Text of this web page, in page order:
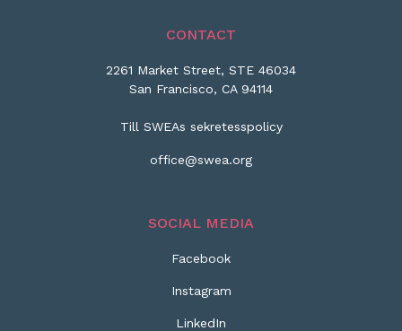
CONTACT
2261 Market Street, STE 46034
San Francisco, CA 94114
Till SWEAs sekretesspolicy
office@swea.org
SOCIAL MEDIA
Facebook
Instagram
LinkedIn